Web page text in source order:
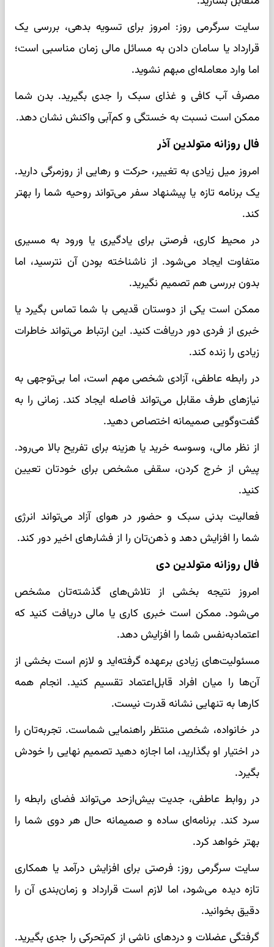
سایت سرگرمی روز: امروز برای تسویه بدهی، بررسی یک
قرارداد یا سامان دادن به مسائل مالی زمان مناسبی است؛
اما وارد معامله‌ای مبهم نشوید.
مصرف آب کافی و غذای سبک را جدی بگیرید. بدن شما
ممکن است نسبت به خستگی و کم‌آبی واکنش نشان دهد.
فال روزانه متولدین آذر
امروز میل زیادی به تغییر، حرکت و رهایی از روزمرگی دارید.
یک برنامه تازه یا پیشنهاد سفر می‌تواند روحیه شما را بهتر
کند.
در محیط کاری، فرصتی برای یادگیری یا ورود به مسیری
متفاوت ایجاد می‌شود. از ناشناخته بودن آن نترسید، اما
بدون بررسی هم تصمیم نگیرید.
ممکن است یکی از دوستان قدیمی با شما تماس بگیرد یا
خبری از فردی دور دریافت کنید. این ارتباط می‌تواند خاطرات
زیادی را زنده کند.
در رابطه عاطفی، آزادی شخصی مهم است، اما بی‌توجهی به
نیازهای طرف مقابل می‌تواند فاصله ایجاد کند. زمانی را به
گفت‌وگویی صمیمانه اختصاص دهید.
از نظر مالی، وسوسه خرید یا هزینه برای تفریح بالا می‌رود.
پیش از خرج کردن، سقفی مشخص برای خودتان تعیین
کنید.
فعالیت بدنی سبک و حضور در هوای آزاد می‌تواند انرژی
شما را افزایش دهد و ذهن‌تان را از فشارهای اخیر دور کند.
فال روزانه متولدین دی
امروز نتیجه بخشی از تلاش‌های گذشته‌تان مشخص
می‌شود. ممکن است خبری کاری یا مالی دریافت کنید که
اعتمادبه‌نفس شما را افزایش دهد.
مسئولیت‌های زیادی برعهده گرفته‌اید و لازم است بخشی از
آن‌ها را میان افراد قابل‌اعتماد تقسیم کنید. انجام همه
کارها به تنهایی نشانه قدرت نیست.
در خانواده، شخصی منتظر راهنمایی شماست. تجربه‌تان را
در اختیار او بگذارید، اما اجازه دهید تصمیم نهایی را خودش
بگیرد.
در روابط عاطفی، جدیت بیش‌ازحد می‌تواند فضای رابطه را
سرد کند. برنامه‌ای ساده و صمیمانه حال هر دوی شما را
بهتر خواهد کرد.
سایت سرگرمی روز: فرصتی برای افزایش درآمد یا همکاری
تازه دیده می‌شود، اما لازم است قرارداد و زمان‌بندی آن را
دقیق بخوانید.
گرفتگی عضلات و دردهای ناشی از کم‌تحرکی را جدی بگیرید.